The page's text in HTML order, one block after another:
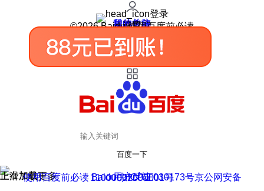
登录
我的关注
我的收藏
皮肤中心
用户反馈
设置
©2026 Baidu 使用百度前必读
百度一下
正在加载
上滑加载更多 用户反馈
使用百度前必读 Baidu 京ICP证030173号
京公网安备11000002000001号